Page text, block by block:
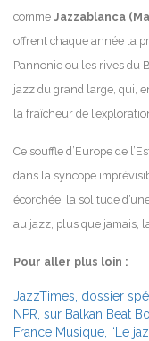
comme Jazzablanca
offrent chaque année la
Pannonie ou les rives du
jazz du grand large, qui,
la fraîcheur de
Ce souffle d’Europe de
dans la syncope
écorchée, la solitude
au jazz, plus que jamais,
Pour aller plus loin :
JazzTimes, dossier
NPR, sur Balkan Beat
France Musique, “Le